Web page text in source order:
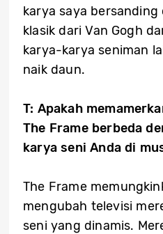
karya saya
klasik dari Van Gogh
karya-karya seniman
naik daun.
T: Apakah
The Frame berbeda
karya seni Anda di
The Frame
mengubah televisi
seni yang dinamis.